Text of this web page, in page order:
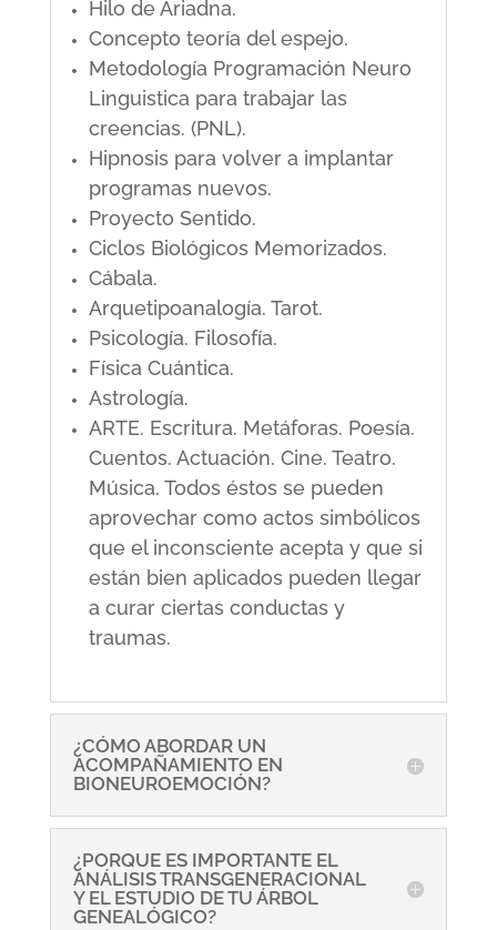
Hilo de Ariadna.
Concepto teoría del espejo.
Metodología Programación Neuro
Linguistica para trabajar las
creencias. (PNL).
Hipnosis para volver a implantar
programas nuevos.
Proyecto Sentido.
Ciclos Biológicos Memorizados.
Cábala.
Arquetipoanalogía. Tarot.
Psicología. Filosofía.
Física Cuántica.
Astrología.
ARTE. Escritura. Metáforas. Poesía.
Cuentos. Actuación. Cine. Teatro.
Música. Todos éstos se pueden
aprovechar como actos simbólicos
que el inconsciente acepta y que si
están bien aplicados pueden llegar
a curar ciertas conductas y
traumas.
¿CÓMO ABORDAR UN
ACOMPAÑAMIENTO EN
BIONEUROEMOCIÓN?
¿PORQUE ES IMPORTANTE EL
ANÁLISIS TRANSGENERACIONAL
Y EL ESTUDIO DE TU ÁRBOL
GENEALÓGICO?